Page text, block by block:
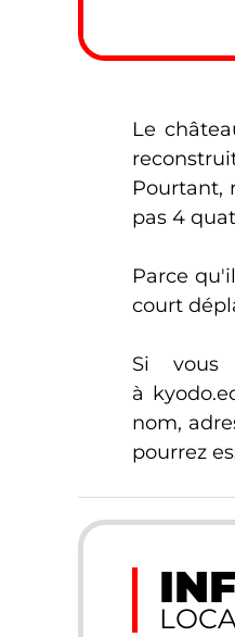
Le
Pourtant,
pas 4
Parce
court
Si vous
à
nom,
pourrez